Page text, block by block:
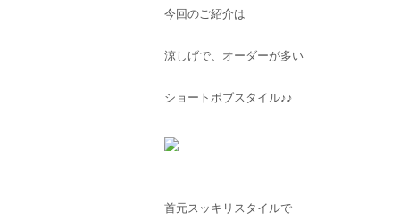
今回のご紹介は
涼しげで、オーダーが多い
ショートボブスタイル♪♪
首元スッキリスタイルで